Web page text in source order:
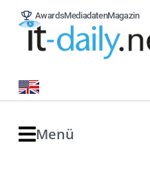
AwardsMediadatenMagazin
Menü